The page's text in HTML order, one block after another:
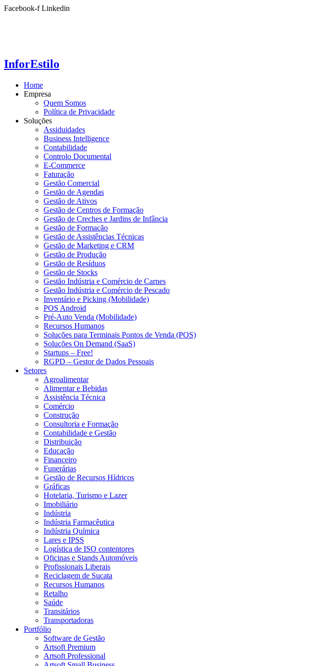
Ir
Facebook-f Linkedin
InforEstilo
Home
Empresa
Quem Somos
Política de Privacidade
Soluções
Assiduidades
Business Intelligence
Contabilidade
Controlo Documental
E-Commerce
Faturação
Gestão Comercial
Gestão de Agendas
Gestão de Ativos
Gestão de Centros de Formação
Gestão de Creches e Jardins de Infância
Gestão de Formação
Gestão de Assistências Técnicas
Gestão de Marketing e CRM
Gestão de Produção
Gestão de Resíduos
Gestão de Stocks
Gestão Indústria e Comércio de Carnes
Gestão Indústria e Comércio de Pescado
Inventário e Picking (Mobilidade)
POS Android
Pré-Auto Venda (Mobilidade)
Recursos Humanos
Soluções para Terminais Pontos de Venda (POS)
Soluções On Demand (SaaS)
Startups – Free!
RGPD – Gestor de Dados Pessoais
Setores
Agroalimentar
Alimentar e Bebidas
Assistência Técnica
Comércio
Construção
Consultoria e Formação
Contabilidade e Gestão
Distribuição
Educação
Financeiro
Funerárias
Gestão de Recursos Hídricos
Gráficas
Hotelaria, Turismo e Lazer
Imobiliário
Indústria
Indústria Farmacêutica
Indústria Química
Lares e IPSS
Logística de ISO contentores
Oficinas e Stands Automóveis
Profissionais Liberais
Reciclagem de Sucata
Recursos Humanos
Retalho
Saúde
Transitários
Transportadoras
Portfólio
Software de Gestão
Artsoft Premium
Artsoft Professional